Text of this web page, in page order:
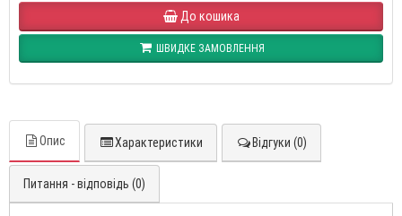
До кошика
ШВИДКЕ ЗАМОВЛЕННЯ
Опис Характеристики Відгуки (0)
Питання - відповідь (0)